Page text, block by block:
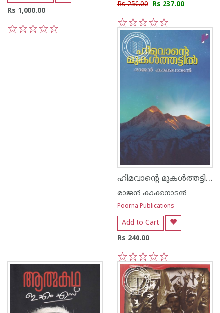
Rs 1,000.00
Rs 250.00 Rs 237.00
5
4
3
2
1
ഹിമവാന്റെ മുകള്‍ത്തട്ടില്‍
രാജന്‍ കാക്കനാടന്‍
Poorna Publications
Add to Cart
Rs 240.00
5
4
3
2
1